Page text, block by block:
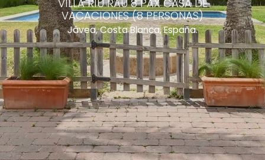
VILLA RIU RAU 8 PAX CASA DE
VACACIONES (8 PERSONAS)
Jávea, Costa Blanca, España.